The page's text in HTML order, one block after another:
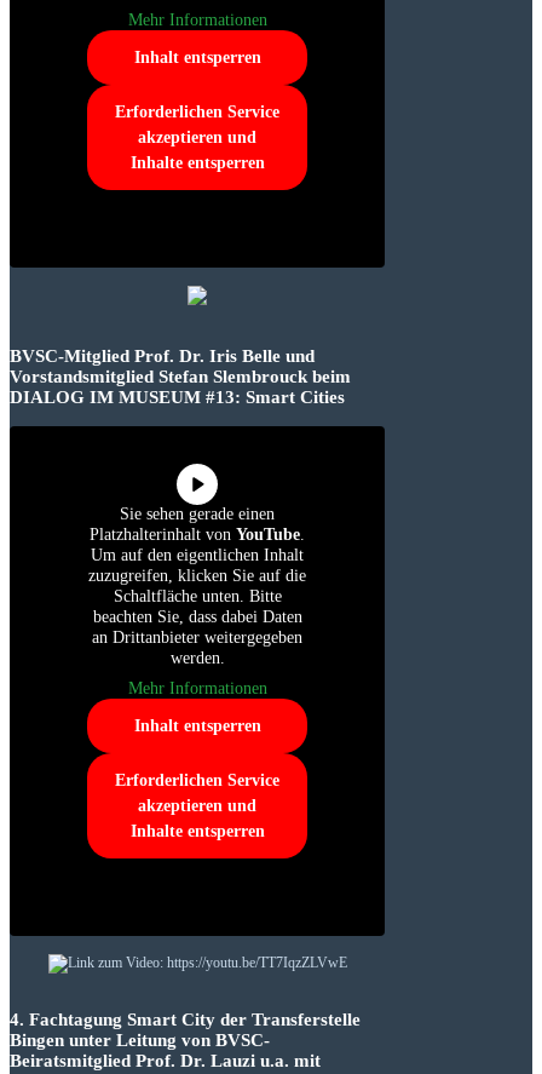
Mehr Informationen
Inhalt entsperren
Erforderlichen Service
akzeptieren und
Inhalte entsperren
BVSC-Mitglied Prof. Dr. Iris Belle und
Vorstandsmitglied Stefan Slembrouck beim
DIALOG IM MUSEUM #13: Smart Cities
Sie sehen gerade einen
Platzhalterinhalt von YouTube
Um auf den eigentlichen Inhalt
zuzugreifen, klicken Sie auf die
Schaltfläche unten. Bitte
beachten Sie, dass dabei Daten
an Drittanbieter weitergegeben
werden.
Mehr Informationen
Inhalt entsperren
Erforderlichen Service
akzeptieren und
Inhalte entsperren
4. Fachtagung Smart City der Transferstelle
Bingen unter Leitung von BVSC-
Beiratsmitglied Prof. Dr. Lauzi u.a. mit